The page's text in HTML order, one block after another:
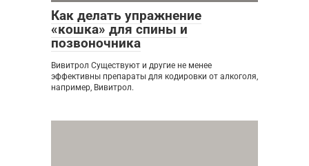
Как делать упражнение
«кошка» для спины и
позвоночника
Вивитрол Существуют и другие не менее
эффективны препараты для кодировки от алкоголя,
например, Вивитрол.